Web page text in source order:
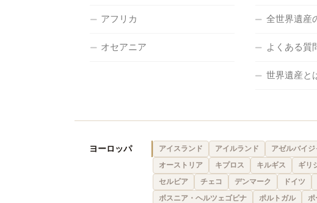
アフリカ
オセアニア
全世界遺産
よくある質
世界遺産と
ヨーロッパ アイスランド アイルランド アゼルバイジ
オーストリア
キプロス キルギス ギリ
セルビア
チェコ デンマーク ドイツ
ボスニア・ヘルツェゴビナ
ポルトガル ポ